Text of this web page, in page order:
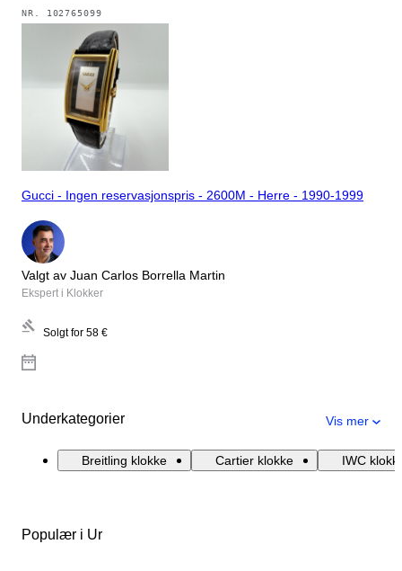
NR. 102765099
Gucci - Ingen reservasjonspris - 2600M - Herre - 1990-1999
Valgt av Juan Carlos Borrella Martin
Ekspert i Klokker
Solgt for 58 €
Underkategorier Vis mer
Breitling klokke Cartier klokke IWC
Populær i Ur